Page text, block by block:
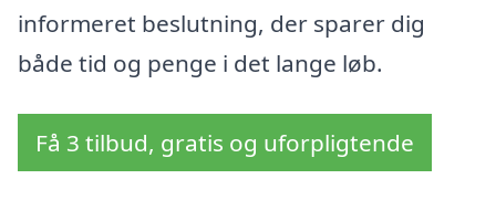
informeret beslutning, der sparer dig
både tid og penge i det lange løb.
Få 3 tilbud, gratis og uforpligtende